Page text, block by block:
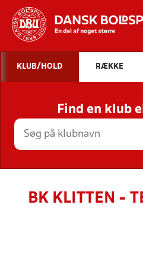
STILLINGER,
KLUB/HOLD RÆKKE
Find en klub
BK KLITTEN -